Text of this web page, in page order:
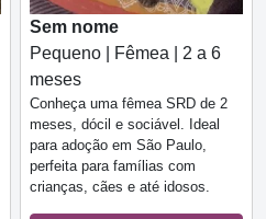
Sem nome
Pequeno | Fêmea | 2 a 6
meses
Conheça uma fêmea SRD de 2
meses, dócil e sociável. Ideal
para adoção em São Paulo,
perfeita para famílias com
crianças, cães e até idosos.